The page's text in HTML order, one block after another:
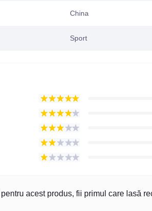
China
Sport
acest produs, fii primul care lasă